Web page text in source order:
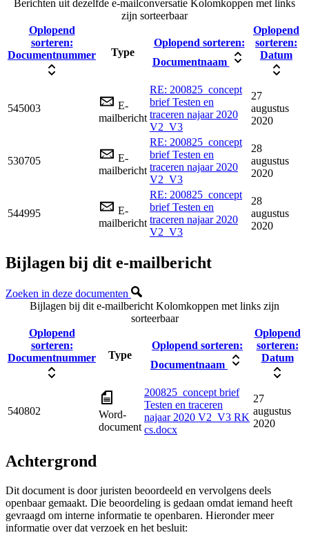
Berichten uit dezelfde e-mailconversatie Kolomkoppen met links
zijn sorteerbaar
Oplopend
sorteren:
Documentnummer
Type
Oplopend sorteren:
Documentnaam
Oplopend
sorteren:
Datum
545003
E-
mailbericht
RE: 200825_concept
brief Testen en
traceren najaar 2020
V2_V3
27
augustus
2020
530705
E-
mailbericht
RE: 200825_concept
brief Testen en
traceren najaar 2020
V2_V3
28
augustus
2020
544995
E-
mailbericht
RE: 200825_concept
brief Testen en
traceren najaar 2020
V2_V3
28
augustus
2020
Bijlagen bij dit e-mailbericht
Zoeken in deze documenten
Bijlagen bij dit e-mailbericht Kolomkoppen met links zijn
sorteerbaar
Oplopend
sorteren:
Documentnummer
Type
Oplopend sorteren:
Documentnaam
Oplopend
sorteren:
Datum
540802
Word-
document
200825_concept brief
Testen en traceren
najaar 2020 V2_V3 RK
cs.docx
27
augustus
2020
Achtergrond
Dit document is door juristen beoordeeld en vervolgens deels
openbaar gemaakt. Die beoordeling is gedaan omdat iemand heeft
gevraagd om interne informatie te openbaren. Hieronder meer
informatie over dat verzoek en het besluit: